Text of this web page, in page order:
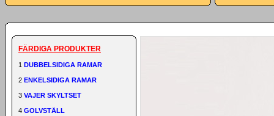
FÄRDIGA PRODUKTER
1 DUBBELSIDIGA RAMAR
2 ENKELSIDIGA RAMAR
3 VAJER SKYLTSET
4 GOLVSTÄLL